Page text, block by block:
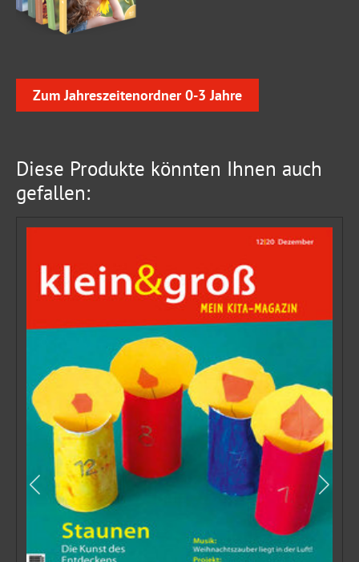
Zum Jahreszeitenordner 0-3 Jahre
Diese Produkte könnten Ihnen auch
gefallen: